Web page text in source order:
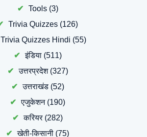
Tools(3)
Trivia Quizzes (126)
Trivia Quizzes Hindi (55)
इंडिया(511)
उत्तरप्रदेश(327)
उत्तराखंड(52)
एजुकेशन(190)
करियर(282)
खेती-किसानी (75)